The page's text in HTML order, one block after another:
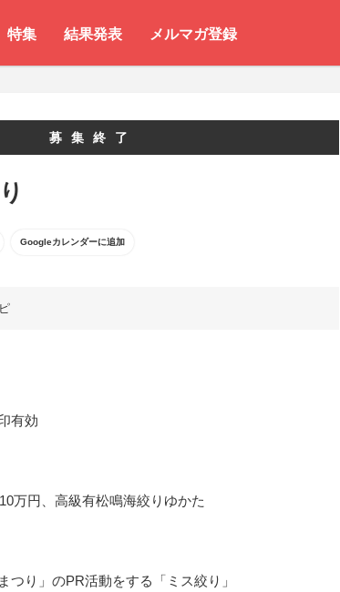
特集 結果発表 メルマガ登録
募集終了
Googleカレンダーに追加
有効
万円、高級有松鳴海絞りゆかた
つり」のPR活動をする「ミス絞り」